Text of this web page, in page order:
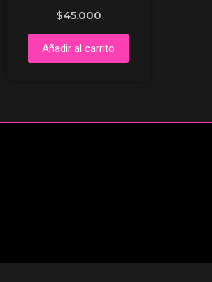
$45.000
Añadir al carrito